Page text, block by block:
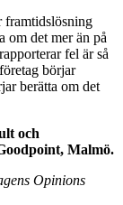
framtidslösning
om det mer än på
fel är så
börjar
berätta om det
och
Malmö.
Opinions